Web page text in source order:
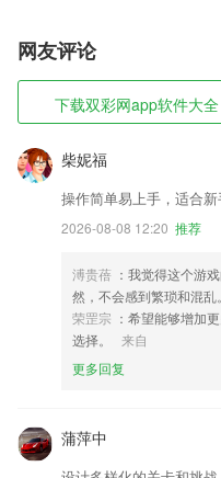
网友评论
下载双彩网app软件大
柴妮福
操作简单易上手，适合新
2026-08-08 12:20 推荐
溥贵蓓 ：我觉得这个游
然，不会感到繁琐和混乱
荣罡宗 ：希望能够增加
选择。
来自
更多回复
蒲萍中